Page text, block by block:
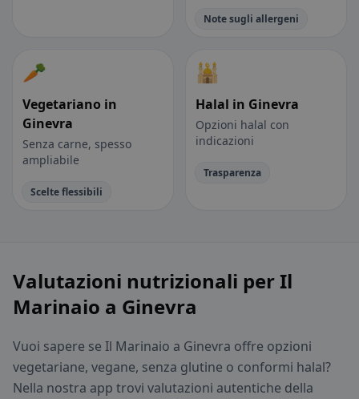
Note sugli allergeni
🥕
Vegetariano in
Ginevra
Senza carne, spesso
ampliabile
Scelte flessibili
🕌
Halal in Ginevra
Opzioni halal con
indicazioni
Trasparenza
Valutazioni nutrizionali per Il
Marinaio a Ginevra
Vuoi sapere se Il Marinaio a Ginevra offre opzioni
vegetariane, vegane, senza glutine o conformi halal?
Nella nostra app trovi valutazioni autentiche della